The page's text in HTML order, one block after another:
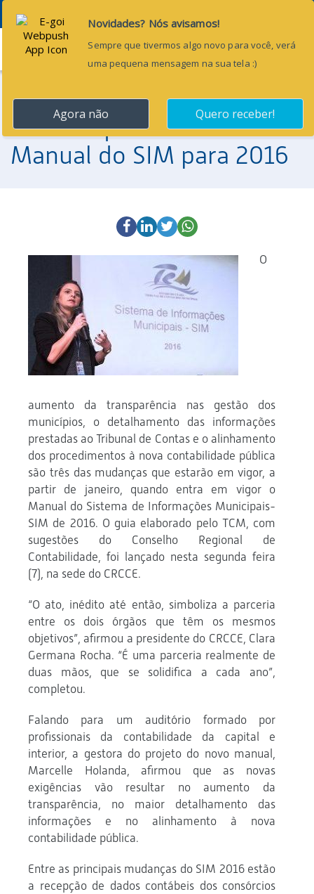
Menu
9 de dezembro de 2015
Saiba o que muda no
Manual do SIM para 2016
O
aumento da transparência nas gestão dos
municípios, o detalhamento das informações
prestadas ao Tribunal de Contas e o alinhamento
dos procedimentos à nova contabilidade pública
são três das mudanças que estarão em vigor, a
partir de janeiro, quando entra em vigor o
Manual do Sistema de Informações Municipais-
SIM de 2016. O guia elaborado pelo TCM, com
sugestões do Conselho Regional de
Contabilidade, foi lançado nesta segunda feira
(7), na sede do CRCCE.
“O ato, inédito até então, simboliza a parceria
entre os dois órgãos que têm os mesmos
objetivos”, afirmou a presidente do CRCCE, Clara
Germana Rocha. “É uma parceria realmente de
duas mãos, que se solidifica a cada ano”,
completou.
Falando para um auditório formado por
profissionais da contabilidade da capital e
interior, a gestora do projeto do novo manual,
Marcelle Holanda, afirmou que as novas
exigências vão resultar no aumento da
transparência, no maior detalhamento das
informações e no alinhamento à nova
contabilidade pública.
Entre as principais mudanças do SIM 2016 estão
a recepção de dados contábeis dos consórcios